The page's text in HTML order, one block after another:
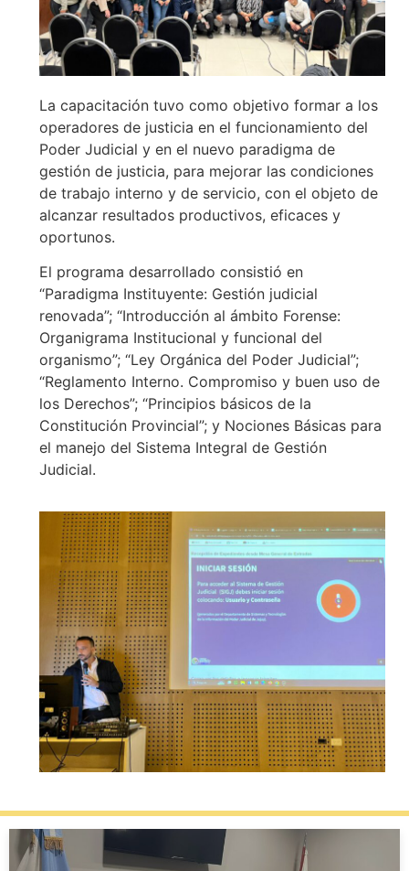
La capacitación tuvo como objetivo formar a los
operadores de justicia en el funcionamiento del
Poder Judicial y en el nuevo paradigma de
gestión de justicia, para mejorar las condiciones
de trabajo interno y de servicio, con el objeto de
alcanzar resultados productivos, eficaces y
oportunos.
El programa desarrollado consistió en
“Paradigma Instituyente: Gestión judicial
renovada”; “Introducción al ámbito Forense:
Organigrama Institucional y funcional del
organismo”; “Ley Orgánica del Poder Judicial”;
“Reglamento Interno. Compromiso y buen uso de
los Derechos”; “Principios básicos de la
Constitución Provincial”; y Nociones Básicas para
el manejo del Sistema Integral de Gestión
Judicial.